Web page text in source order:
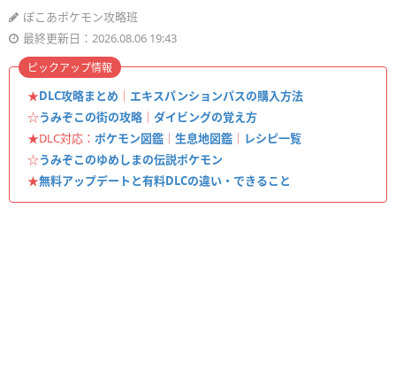
ぽこあポケモン攻略班
最終更新日：2026.08.06 19:43
★DLC攻略まとめ ｜ エキスパンションパスの購入方法
☆うみぞこの街の攻略 ｜ ダイビングの覚え方
★DLC対応： ポケモン図鑑 ｜ 生息地図鑑 ｜ レシピ一覧
☆うみぞこのゆめしまの伝説ポケモン
★無料アップデートと有料DLCの違い・できること
ピックアップ情報